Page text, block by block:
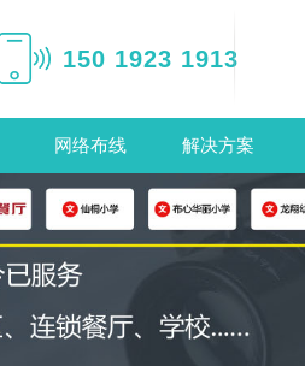
150 1923 1913
网络布线 解决方案